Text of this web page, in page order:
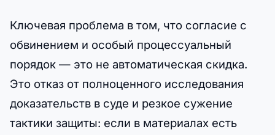
Ключевая проблема в том, что согласие с
обвинением и особый процессуальный
порядок — это не автоматическая скидка.
Это отказ от полноценного исследования
доказательств в суде и резкое сужение
тактики защиты: если в материалах есть